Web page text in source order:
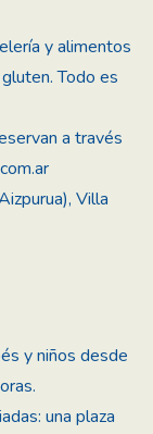
y alimentos
Todo es
a través
Villa
y niños desde
una plaza